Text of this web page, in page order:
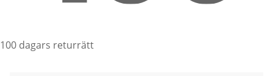
100 dagars returrätt